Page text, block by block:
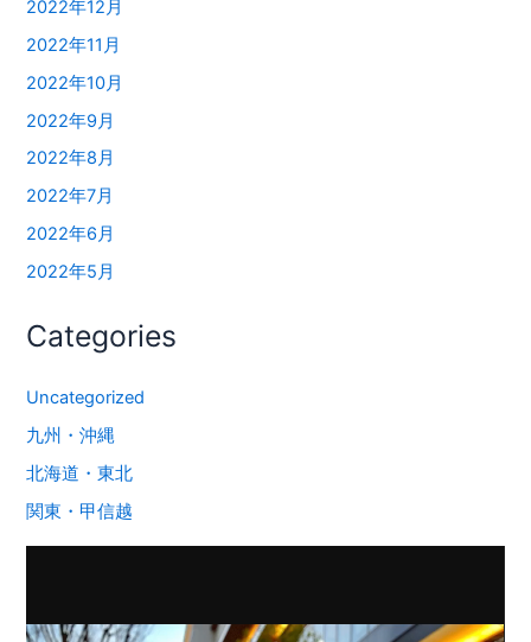
2022年12月
2022年11月
2022年10月
2022年9月
2022年8月
2022年7月
2022年6月
2022年5月
Categories
Uncategorized
九州・沖縄
北海道・東北
関東・甲信越
プ